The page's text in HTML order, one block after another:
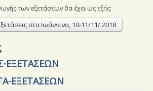
των εξετάσεων θα έχει ως εξής:
στα Ιωάννινα, 10-11/11/ 2018
ΕΞΕΤΑΣΕΩΝ
ΕΞΕΤΑΣΕΩΝ